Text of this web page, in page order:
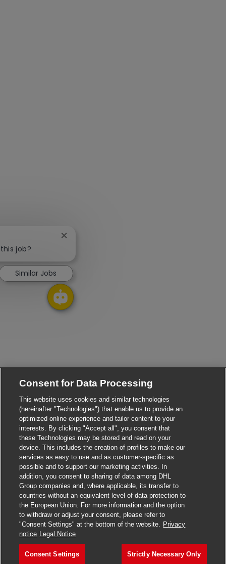
job?
Close chatbot notification
Similar Jobs
Consent for Data Processing
This website uses cookies and similar technologies
(hereinafter "Technologies") that enable us to provide an
optimized online experience and tailor content to your
interests. By clicking "Accept all", you consent that
these Technologies may be stored and read on your
device. This includes the creation of profiles to make our
services as easy to use and as customer-specific as
possible and to support our marketing activities. In
addition, you consent to sharing of data among DHL
Group companies and, where applicable, its transfer to
countries without an equivalent level of data protection to
the European Union. For more information and the option
to withdraw or adjust your consent, please refer to
"Consent Settings" at the bottom of the website. Privacy
notice Legal Notice
Consent Settings Strictly Necessary Only